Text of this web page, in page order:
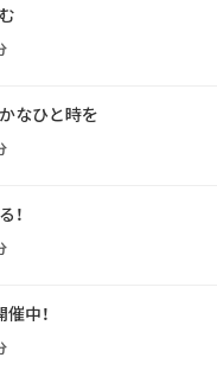
なひと時を
！
中！